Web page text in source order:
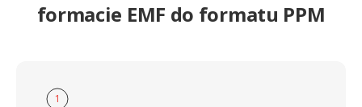
formacie EMF do formatu PPM
1